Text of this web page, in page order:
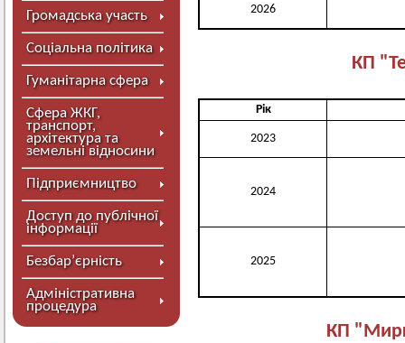
Громадська участь
Соціальна політика
Гуманітарна сфера
Сфера ЖКГ,
транспорт,
архітектура та
земельні відносини
Підприємництво
Доступ до публічної
інформації
Безбар’єрність
Адміністративна
процедура
2026
КП
Рік
2023
2024
2025
КП